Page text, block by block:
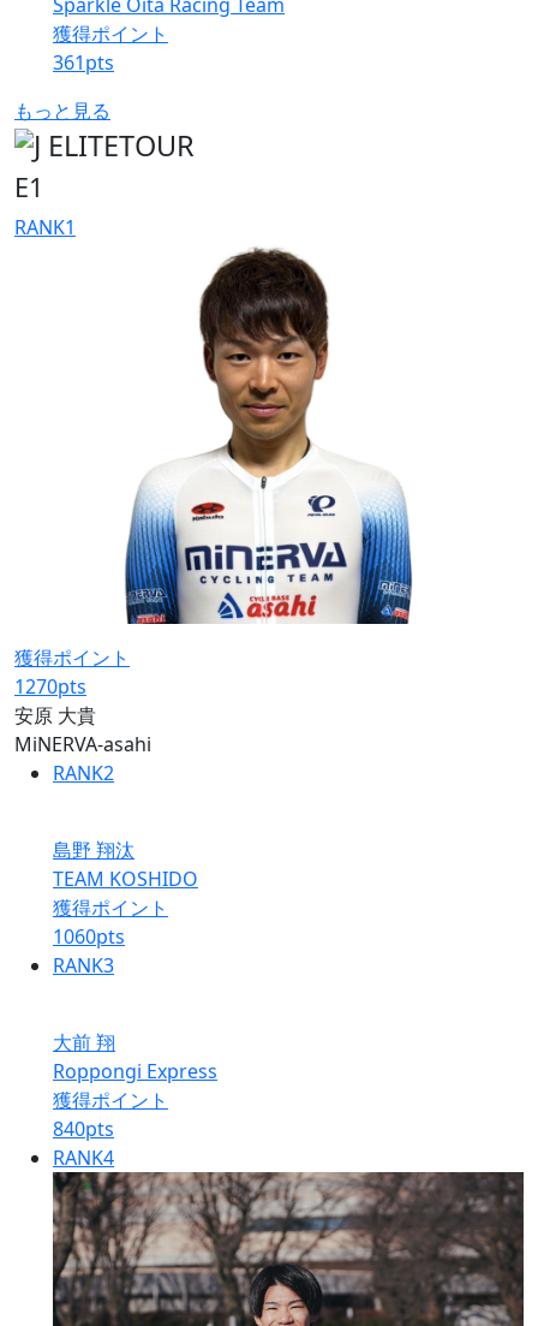
獲得ポイント
361pts
もっと見る
E1
RANK1
獲得ポイント
1270pts
安原 大貴
MiNERVA-asahi
RANK2
島野 翔汰
TEAM KOSHIDO
獲得ポイント
1060pts
RANK3
大前 翔
Roppongi Express
獲得ポイント
840pts
RANK4